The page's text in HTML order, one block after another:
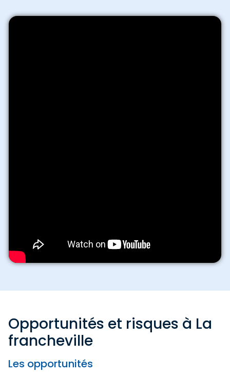
Opportunités et risques à La
francheville
Les opportunités